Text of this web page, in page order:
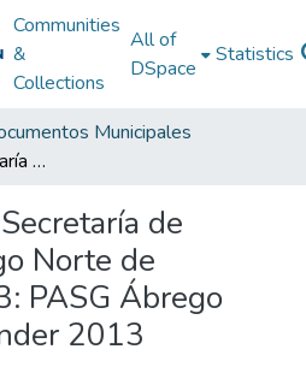
Communities
&
Collections
All of
DSpace
Statistics
Municipales
Plan de Acción Secretaría de Gobierno Ábrego Norte de Santander 2013: PASG Ábrego Norte de Santander 2013
de
Norte de
PASG Ábrego
2013